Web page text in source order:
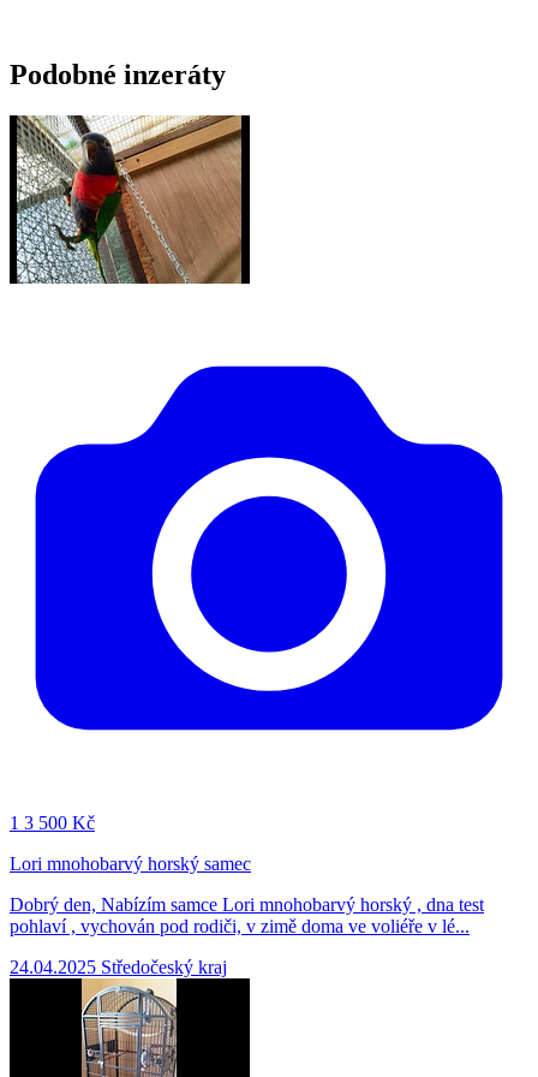
Podobné inzeráty
1 3 500 Kč
Lori mnohobarvý horský samec
Dobrý den, Nabízím samce Lori mnohobarvý horský , dna test
pohlaví , vychován pod rodiči, v zimě doma ve voliéře v lé...
24.04.2025 Středočeský kraj